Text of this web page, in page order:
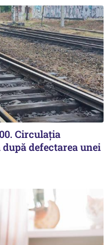
Circulația
defectarea unei